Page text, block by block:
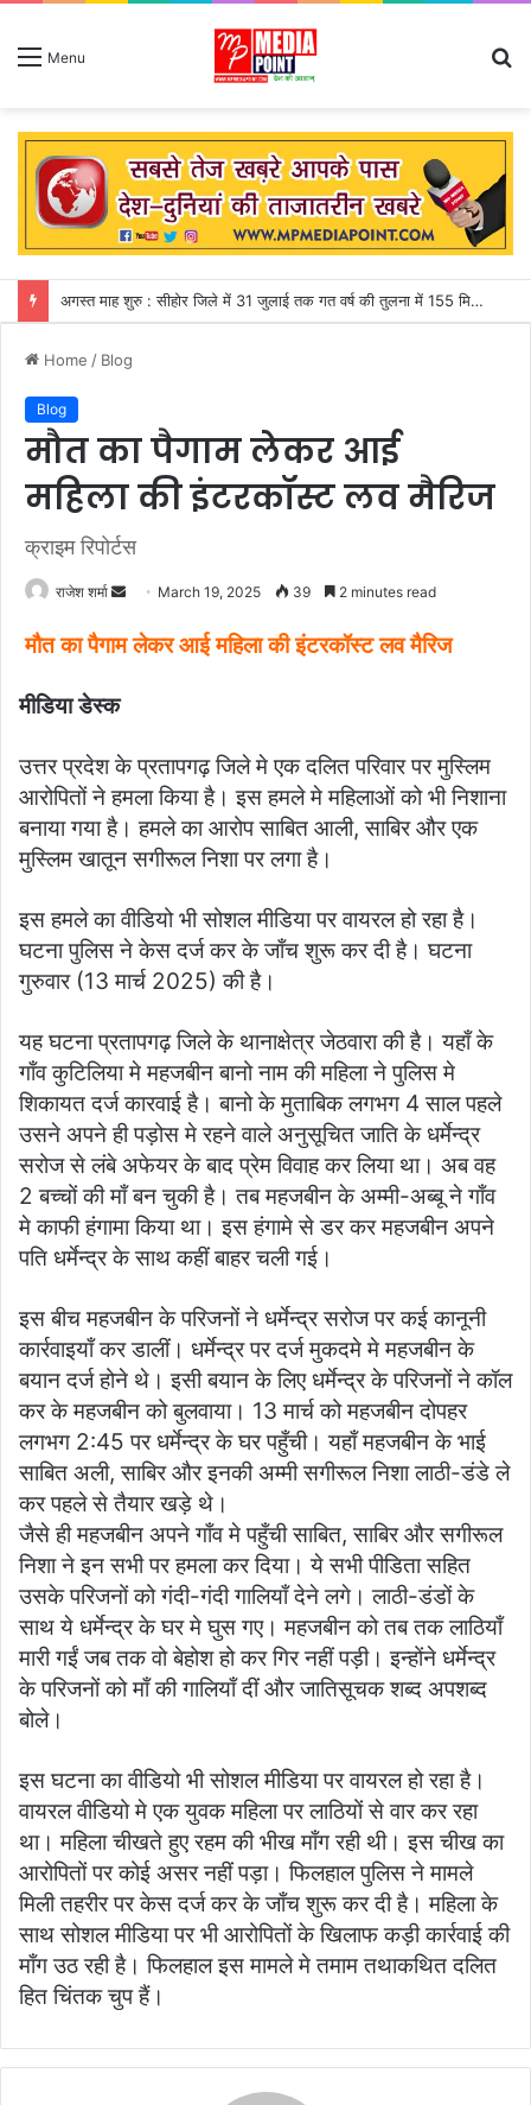
Menu
जापान : शक्तिशाली भूकंप से शॉपिंग मॉल की दूसरी मंजिल ढही, मकवे में फंसे 50 से अधिक लोग
Home / Blog
Blog
मौत का पैगाम लेकर आई
महिला की इंटरकॉस्ट लव मैरिज
क्राइम रिपोर्टस
राजेश शर्मा
n
e
m
a
March 19, 2025 39 2 minutes read
मौत का पैगाम लेकर आई महिला की इंटरकॉस्ट लव मैरिज
मीडिया डेस्क
उत्तर प्रदेश के प्रतापगढ़ जिले मे एक दलित परिवार पर मुस्लिम
आरोपितों ने हमला किया है। इस हमले मे महिलाओं को भी निशाना
बनाया गया है। हमले का आरोप साबित आली, साबिर और एक
मुस्लिम खातून सगीरूल निशा पर लगा है।
इस हमले का वीडियो भी सोशल मीडिया पर वायरल हो रहा है।
घटना पुलिस ने केस दर्ज कर के जाँच शुरू कर दी है। घटना
गुरुवार (13 मार्च 2025) की है।
यह घटना प्रतापगढ़ जिले के थानाक्षेत्र जेठवारा की है। यहाँ के
गाँव कुटिलिया मे महजबीन बानो नाम की महिला ने पुलिस मे
शिकायत दर्ज कारवाई है। बानो के मुताबिक लगभग 4 साल पहले
उसने अपने ही पड़ोस मे रहने वाले अनुसूचित जाति के धर्मेन्द्र
सरोज से लंबे अफेयर के बाद प्रेम विवाह कर लिया था। अब वह
2 बच्चों की माँ बन चुकी है। तब महजबीन के अम्मी-अब्बू ने गाँव
मे काफी हंगामा किया था। इस हंगामे से डर कर महजबीन अपने
पति धर्मेन्द्र के साथ कहीं बाहर चली गई।
इस बीच महजबीन के परिजनों ने धर्मेन्द्र सरोज पर कई कानूनी
कार्रवाइयाँ कर डालीं। धर्मेन्द्र पर दर्ज मुकदमे मे महजबीन के
बयान दर्ज होने थे। इसी बयान के लिए धर्मेन्द्र के परिजनों ने कॉल
कर के महजबीन को बुलवाया। 13 मार्च को महजबीन दोपहर
लगभग 2:45 पर धर्मेन्द्र के घर पहुँची। यहाँ महजबीन के भाई
साबित अली, साबिर और इनकी अम्मी सगीरूल निशा लाठी-डंडे ले
कर पहले से तैयार खड़े थे।
जैसे ही महजबीन अपने गाँव मे पहुँची साबित, साबिर और सगीरूल
निशा ने इन सभी पर हमला कर दिया। ये सभी पीडिता सहित
उसके परिजनों को गंदी-गंदी गालियाँ देने लगे। लाठी-डंडों के
साथ ये धर्मेन्द्र के घर मे घुस गए। महजबीन को तब तक लाठियाँ
मारी गईं जब तक वो बेहोश हो कर गिर नहीं पड़ी। इन्होंने धर्मेन्द्र
के परिजनों को माँ की गालियाँ दीं और जातिसूचक शब्द अपशब्द
बोले।
इस घटना का वीडियो भी सोशल मीडिया पर वायरल हो रहा है।
वायरल वीडियो मे एक युवक महिला पर लाठियों से वार कर रहा
था। महिला चीखते हुए रहम की भीख माँग रही थी। इस चीख का
आरोपितों पर कोई असर नहीं पड़ा। फिलहाल पुलिस ने मामले
मिली तहरीर पर केस दर्ज कर के जाँच शुरू कर दी है। महिला के
साथ सोशल मीडिया पर भी आरोपितों के खिलाफ कड़ी कार्रवाई की
माँग उठ रही है। फिलहाल इस मामले मे तमाम तथाकथित दलित
हित चिंतक चुप हैं।